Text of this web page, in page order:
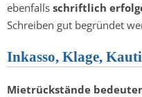
ebenfalls schriftlich
Schreiben gut begründet
Inkasso, Klage,
Mietrückstände